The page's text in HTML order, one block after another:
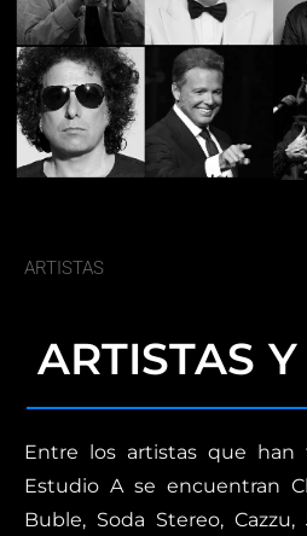
ARTISTAS
ARTISTAS
Entre los artistas que han
Estudio A se encuentran
Buble, Soda Stereo, Cazzu,